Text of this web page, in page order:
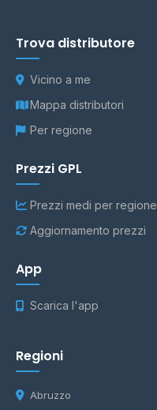
Trova distributore
Vicino a me
Mappa distributori
Per regione
Prezzi GPL
Prezzi medi per regione
Aggiornamento prezzi
App
Scarica l'app
Regioni
Abruzzo